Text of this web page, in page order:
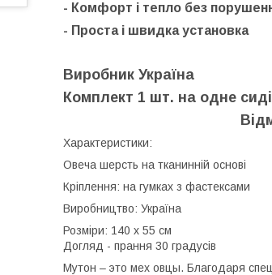
- Комфорт і тепло без
- Проста і швидка установка
Виробник Україна
Комплект 1 шт. на одне
Характеристики:
Овеча шерсть на тканинній основі
Кріплення: на гумках з фастексами
Виробництво: Україна
Розміри: 140 х 55 см
Догляд - прання 30 градусів
Мутон – это мех овцы. Благодаря